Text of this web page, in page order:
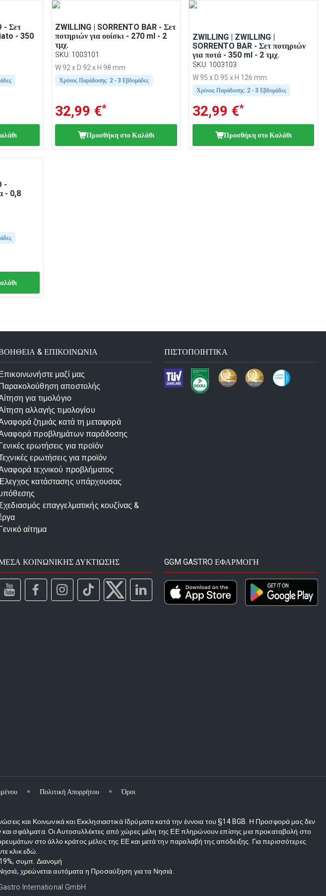
- Σετ
- 350
ZWILLING | SORRENTO BAR - Σετ
ποτηριών για ουίσκι - 270 ml - 2
τμχ.
SKU: 1003101
W 92 x D 92 x H 98 mm
Χρόνος Παράδοσης: 2 - 3 Εβδομάδες
32,99 €*
Προσθήκη στο Καλάθι
ZWILLING | ZWILLING |
SORRENTO BAR - Σετ ποτηριών
για ποτά - 350 ml - 2 τμχ.
SKU: 1003103
W 95 x D 95 x H 126 mm
Χρόνος Παράδοσης: 2 - 3 Εβδομάδες
32,99 €*
Προσθήκη στο Καλάθι
-
- 0,8
& ΕΠΙΚΟΙΝΩΝΙΑ
μαζί μας
αποστολής
για τιμολόγιο
αλλαγής τιμολογίου
ζημιάς κατά τη μεταφορά
προβλημάτων παράδοσης
ερωτήσεις για προϊόν
ερωτήσεις για προϊόν
τεχνικού προβλήματος
κατάστασης υπάρχουσας
επαγγελματικής κουζίνας &
αίτημα
ΠΙΣΤΟΠΟΙΗΤΙΚΆ
ΚΟΙΝΩΝΙΚΉΣ ΔΥΚΤΊΩΣΗΣ GGM GASTRO ΕΦΑΡΜΟΓΉ
Πολιτική Απορρήτου Όροι
και Κοινωνικά και Εκκλησιαστικά Ιδρύματα κατά την έννοια του §14 BGB. Η Προσφορά μας δεν
και σφάλματα. Οι Αυτοσυλλέκτες από χώρες μέλη της ΕΕ πληρώνουν επίσης μια προκαταβολή στο
στο άλλο κράτος μέλος της ΕΕ και μετά την παραλαβή της απόδειξης. Για περισσότερες
κλικ εδώ.
συμπ. Διανομή
χρεώνεται αυτόματα η Προσαύξηση για τα Νησιά.
International GmbH